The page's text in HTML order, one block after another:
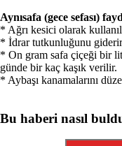
Aynısafa (gece sefası)
* Ağrı kesici olarak
* İdrar tutkunluğunu
* On gram safa çiçeği bir
günde bir kaç kaşık verilir.
* Aybaşı kanamalarını
Bu haberi nasıl